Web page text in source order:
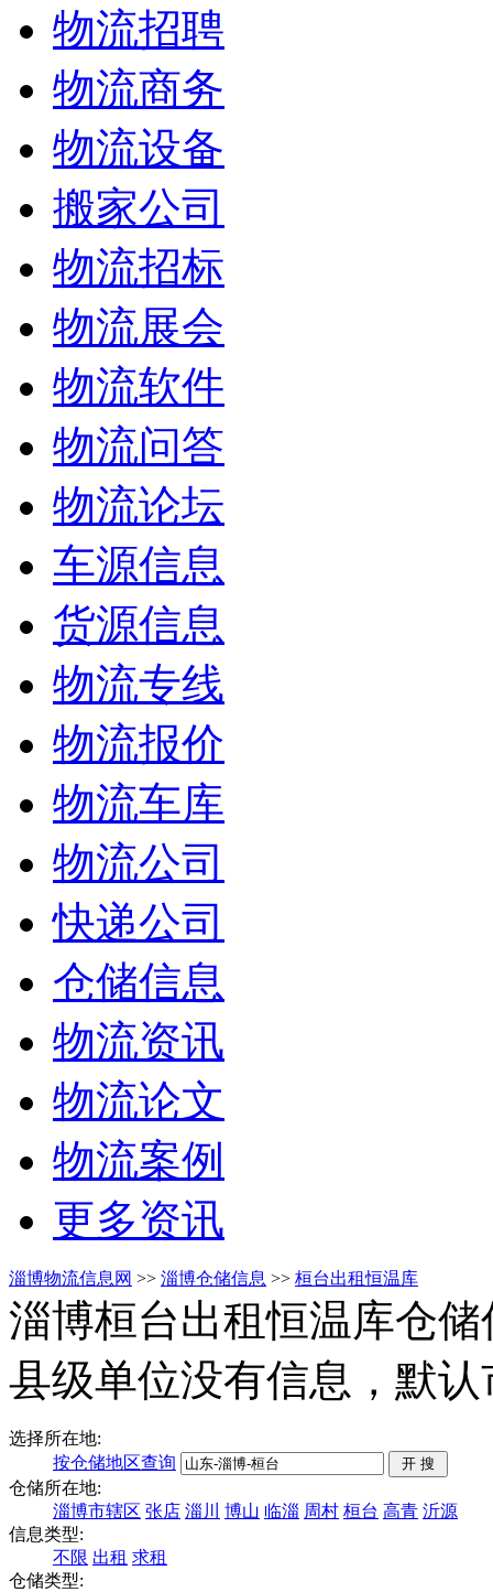
物流招聘
物流商务
物流设备
搬家公司
物流招标
物流展会
物流软件
物流问答
物流论坛
车源信息
货源信息
物流专线
物流报价
物流车库
物流公司
快递公司
仓储信息
物流资讯
物流论文
物流案例
更多资讯
淄博物流信息网 >> 淄博仓储信息 >> 桓台出租恒温库
淄博桓台出租恒温库仓
县级单位没有信息，默
选择所在地:
按仓储地区查询
仓储所在地:
淄博市辖区 张店 淄川 博山 临淄 周村 桓台 高青 沂源
信息类型:
不限 出租 求租
仓储类型: